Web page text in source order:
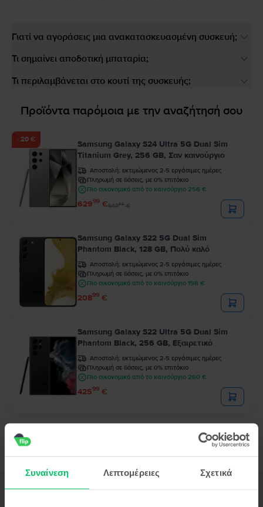
Συναίνεση Λεπτομέρειες Σχετικά
Γιατί να αγοράσεις μια ανακατασκευασμένη συσκευή;
Τι σημαίνει αποδοτική μπαταρία;
Τι περιλαμβάνεται στο κουτί της συσκευής;
Προϊόντα παρόμοια με την αναζήτησή σου
- 20 €
Samsung Galaxy S24 Ultra 5G Dual Sim
Titanium Grey, 256 GB, Σαν καινούργιο
Αποστολή: εκτιμώμενος 2-5 εργάσιμες ημέρες
Πληρωμή σε δόσεις, με 0% επιτόκιο
Πιο οικονομικό από το καινούργιο 256 €
62999 €64999€
Samsung Galaxy S22 5G Dual Sim
Phantom Black, 128 GB, Πολύ καλό
Αποστολή: εκτιμώμενος 2-5 εργάσιμες ημέρες
Πληρωμή σε δόσεις, με 0% επιτόκιο
Πιο οικονομικό από το καινούργιο 198 €
20899 €
Samsung Galaxy S22 Ultra 5G Dual Sim
Phantom Black, 256 GB, Εξαιρετικό
Αποστολή: εκτιμώμενος 2-5 εργάσιμες ημέρες
Πληρωμή σε δόσεις, με 0% επιτόκιο
Πιο οικονομικό από το καινούργιο 260 €
42599 €